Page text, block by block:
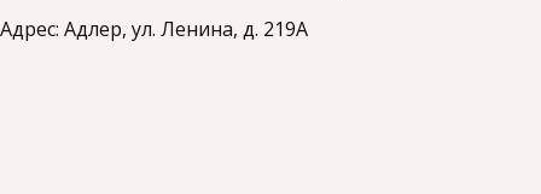
Адрес: Адлер, ул. Ленина, д. 219А